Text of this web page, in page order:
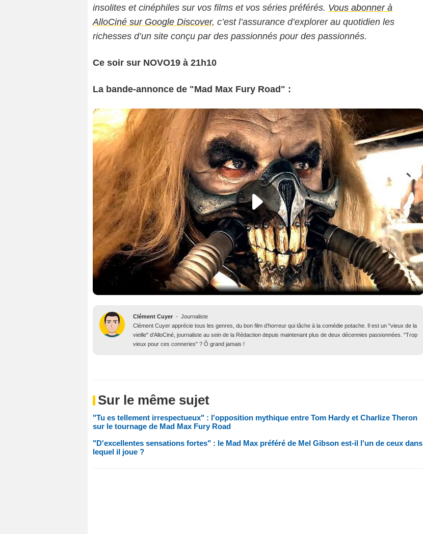
insolites et cinéphiles sur vos films et vos séries préférés. Vous abonner à
AlloCiné sur Google Discover, c’est l’assurance d’explorer au quotidien les
richesses d’un site conçu par des passionnés pour des passionnés.
Ce soir sur NOVO19 à 21h10
La bande-annonce de "Mad Max Fury Road" :
Clément Cuyer - Journaliste
Clément Cuyer apprécie tous les genres, du bon film d’horreur qui tâche à la comédie potache. Il est un "vieux de la
vieille" d’AlloCiné, journaliste au sein de la Rédaction depuis maintenant plus de deux décennies passionnées. "Trop
vieux pour ces conneries" ? Ô grand jamais !
Sur le même sujet
"Tu es tellement irrespectueux" : l'opposition mythique entre Tom Hardy et Charlize Theron
sur le tournage de Mad Max Fury Road
"D'excellentes sensations fortes" : le Mad Max préféré de Mel Gibson est-il l'un de ceux dans
lequel il joue ?